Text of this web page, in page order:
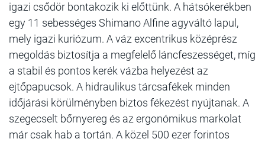
igazi csődör bontakozik ki előttünk. A hátsókerékben
egy 11 sebességes Shimano Alfine agyváltó lapul,
mely igazi kuriózum. A váz excentrikus középrész
megoldás biztosítja a megfelelő láncfeszességet, míg
a stabil és pontos kerék vázba helyezést az
ejtőpapucsok. A hidraulikus tárcsafékek minden
időjárási körülményben biztos fékezést nyújtanak. A
szegecselt bőrnyereg és az ergonómikus markolat
már csak hab a tortán. A közel 500 ezer forintos